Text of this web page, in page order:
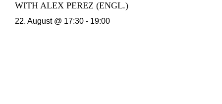
WITH ALEX PEREZ (ENGL.)
22. August @ 17:30 - 19:00